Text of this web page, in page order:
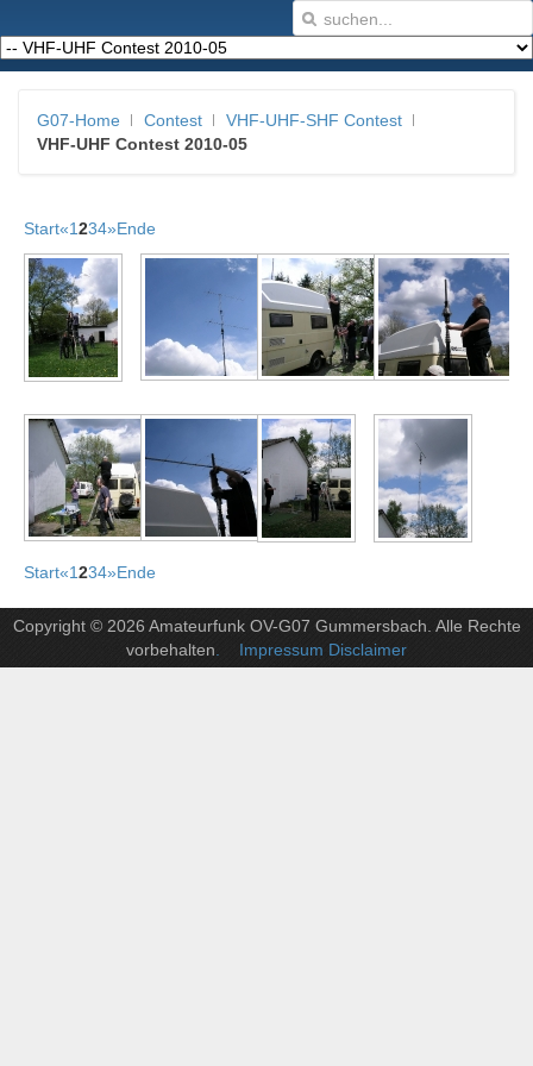
G07-Home Contest
VHF-UHF-SHF Contest
VHF-UHF Contest 2010-05
Start«1234»Ende
Start«1234»Ende
Copyright © 2026 Amateurfunk OV-G07 Gummersbach. Alle Rechte
vorbehalten . Impressum Disclaimer